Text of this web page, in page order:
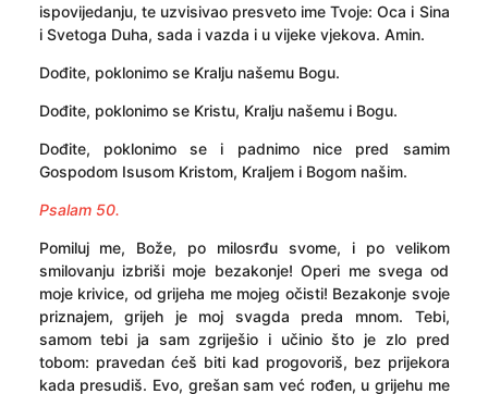
ispovijedanju, te uzvisivao presveto ime Tvoje: Oca i Sina
i Svetoga Duha, sada i vazda i u vijeke vjekova. Amin.
Dođite, poklonimo se Kralju našemu Bogu.
Dođite, poklonimo se Kristu, Kralju našemu i Bogu.
Dođite, poklonimo se i padnimo nice pred samim
Gospodom Isusom Kristom, Kraljem i Bogom našim.
Psalam 50.
Pomiluj me,
Bože, po milosrđu svome, i po velikom
smilovanju izbriši moje bezakonje! Operi me svega od
moje krivice, od grijeha me mojeg očisti! Bezakonje svoje
priznajem, grijeh je moj svagda preda mnom. Tebi,
samom tebi ja sam zgriješio i učinio što je zlo pred
tobom: pravedan ćeš biti kad progovoriš, bez prijekora
kada presudiš. Evo, grešan sam već rođen, u grijehu me